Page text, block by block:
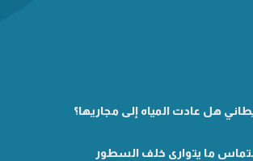
هل عادت المياه إلى مجاريها؟
ما يتوارى خلف السطور